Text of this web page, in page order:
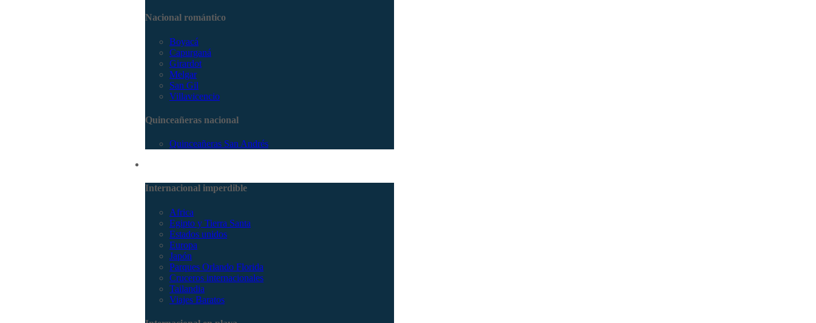
Nacional romántico
Boyacá
Capurganá
Girardot
Melgar
San Gil
Villavicencio
Quinceañeras nacional
Quinceañeras San Andrés
Internacional imperdible
Africa
Egipto y Tierra Santa
Estados unidos
Europa
Japón
Parques Orlando Florida
Cruceros internacionales
Tailandia
Viajes Baratos